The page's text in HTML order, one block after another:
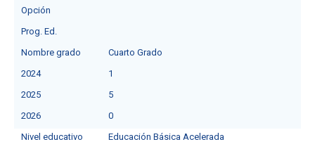
Opción
Prog. Ed.
Nombre grado
Cuarto Grado
2024
1
2025
5
2026
0
Nivel educativo
Educación Básica Acelerada